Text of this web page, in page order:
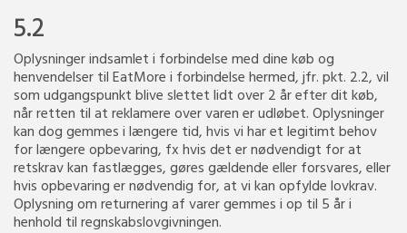
5.2
Oplysninger indsamlet i forbindelse med dine køb og
henvendelser til EatMore i forbindelse hermed, jfr. pkt. 2.2, vil
som udgangspunkt blive slettet lidt over 2 år efter dit køb,
når retten til at reklamere over varen er udløbet. Oplysninger
kan dog gemmes i længere tid, hvis vi har et legitimt behov
for længere opbevaring, fx hvis det er nødvendigt for at
retskrav kan fastlægges, gøres gældende eller forsvares, eller
hvis opbevaring er nødvendig for, at vi kan opfylde lovkrav.
Oplysning om returnering af varer gemmes i op til 5 år i
henhold til regnskabslovgivningen.